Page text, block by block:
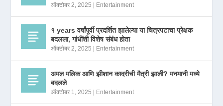
ऑक्टोबर 2, 2025 | Entertainment
१ years वर्षांपूर्वी प्रदर्शित झालेल्या या चित्रपटाचा प्रेक्षक
बदलला, गांधींशी विशेष संबंध होता
ऑक्टोबर 2, 2025 | Entertainment
अमल मलिक आणि झीशान कादरीची मैत्री झाली? मनमानी मध्ये
बदलले
ऑक्टोबर 1, 2025 | Entertainment